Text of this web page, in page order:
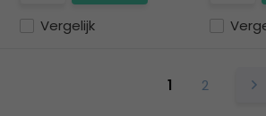
Vergelijk
1 2